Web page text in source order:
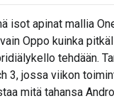
isot apinat mallia
Oppo kuinka
tehdään.
3, jossa viikon
mitä tahansa